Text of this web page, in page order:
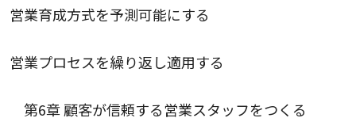
営業育成方式を予測可能にする
営業プロセスを繰り返し適用する
第6章 顧客が信頼する営業スタッフをつくる